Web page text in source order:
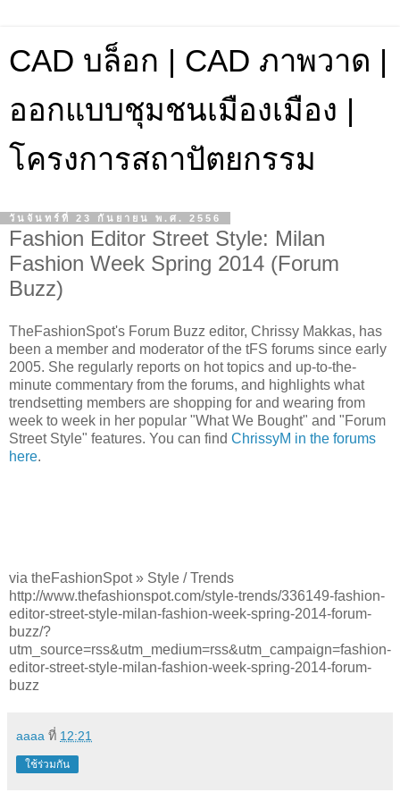
CAD บล็อก | CAD ภาพวาด |
ออกแบบชุมชนเมืองเมือง |
โครงการสถาปัตยกรรม
วันจันทร์ที่ 23 กันยายน พ.ศ. 2556
Fashion Editor Street Style: Milan
Fashion Week Spring 2014 (Forum
Buzz)
​TheFashionSpot's Forum Buzz editor, Chrissy Makkas, has
been a member and moderator of the tFS forums since early
2005. She regularly reports on hot topics and up-to-the-
minute commentary from the forums, and highlights what
trendsetting members are shopping for and wearing from
week to week in her popular "What We Bought" and "Forum
Street Style" features. You can find ChrissyM in the forums
here.
via theFashionSpot » Style / Trends
http://www.thefashionspot.com/style-trends/336149-fashion-
editor-street-style-milan-fashion-week-spring-2014-forum-
buzz/?
utm_source=rss&utm_medium=rss&utm_campaign=fashion-
editor-street-style-milan-fashion-week-spring-2014-forum-
buzz
aaaa ที่ 12:21
ใช้ร่วมกัน